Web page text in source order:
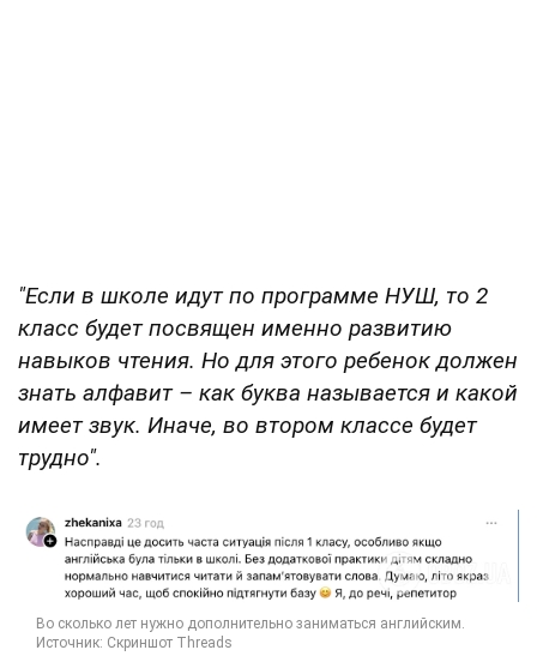
"Если в школе идут по программе НУШ, то 2
класс будет посвящен именно развитию
навыков чтения. Но для этого ребенок должен
знать алфавит – как буква называется и какой
имеет звук. Иначе, во втором классе будет
трудно".